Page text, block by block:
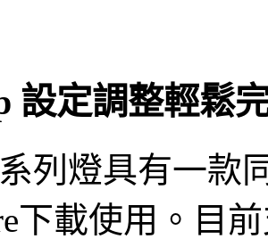
設定調整輕鬆
列燈具有一款
下載使用。目